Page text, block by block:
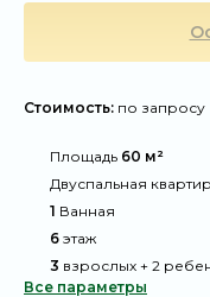
Стоимость: по запросу
Площадь 60 м²
Двуспальная
1 Ванная
6 этаж
3 взрослых + 2
Все параметры